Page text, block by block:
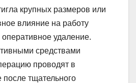
крупных размеров или
влияние на работу
удаление.
средствами
проводят в
тщательного